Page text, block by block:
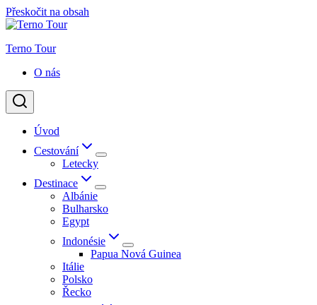
Přeskočit na obsah
Terno Tour
O nás
Úvod
Cestování
Letecky
Destinace
Albánie
Bulharsko
Egypt
Indonésie
Papua Nová Guinea
Itálie
Polsko
Řecko